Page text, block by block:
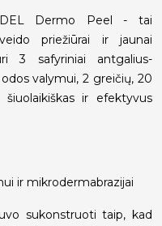
Dermo Peel - tai
priežiūrai ir jaunai
3 safyriniai antgalius-
valymui, 2 greičių, 20
ir efektyvus
ir mikrodermabrazijai
sukonstruoti taip, kad